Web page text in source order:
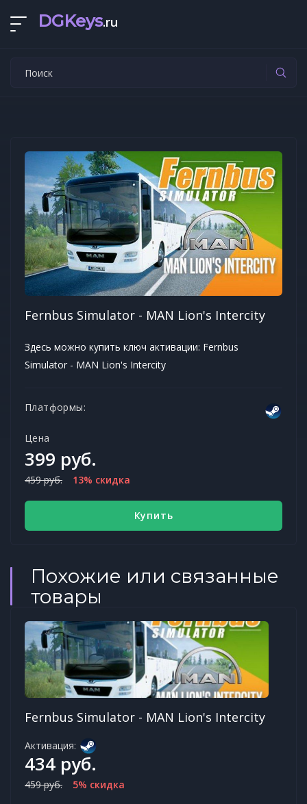
DGKeys.ru
Fernbus Simulator - MAN Lion's Intercity
Здесь можно купить ключ активации: Fernbus
Simulator - MAN Lion's Intercity
Платформы:
Цена
399 руб.
459 руб. 13% скидка
Купить
Похожие или связанные
товары
Fernbus Simulator - MAN Lion's Intercity
Активация:
434 руб.
459 руб. 5% скидка